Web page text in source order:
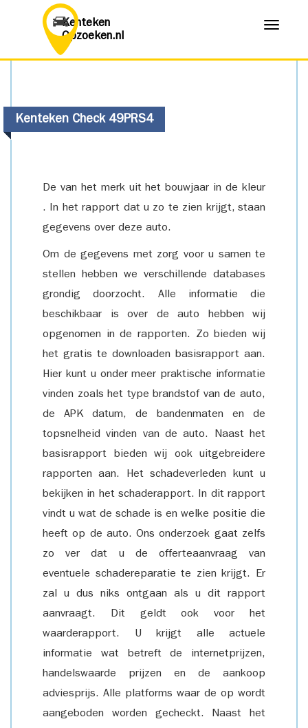
Kenteken
Opzoeken.nl
Menu
Kenteken Check 49PRS4
De van het merk uit het bouwjaar in de kleur
. In het rapport dat u zo te zien krijgt, staan
gegevens over deze auto.
Om de gegevens met zorg voor u samen te
stellen hebben we verschillende databases
grondig doorzocht. Alle informatie die
beschikbaar is over de auto hebben wij
opgenomen in de rapporten. Zo bieden wij
het gratis te downloaden basisrapport aan.
Hier kunt u onder meer praktische informatie
vinden zoals het type brandstof van de auto,
de APK datum, de bandenmaten en de
topsnelheid vinden van de auto. Naast het
basisrapport bieden wij ook uitgebreidere
rapporten aan. Het schadeverleden kunt u
bekijken in het schaderapport. In dit rapport
vindt u wat de schade is en welke positie die
heeft op de auto. Ons onderzoek gaat zelfs
zo ver dat u de offerteaanvraag van
eventuele schadereparatie te zien krijgt. Er
zal u dus niks ontgaan als u dit rapport
aanvraagt. Dit geldt ook voor het
waarderapport. U krijgt alle actuele
informatie wat betreft de internetprijzen,
handelswaarde prijzen en de aankoop
adviesprijs. Alle platforms waar de op wordt
aangeboden worden gecheckt. Naast het